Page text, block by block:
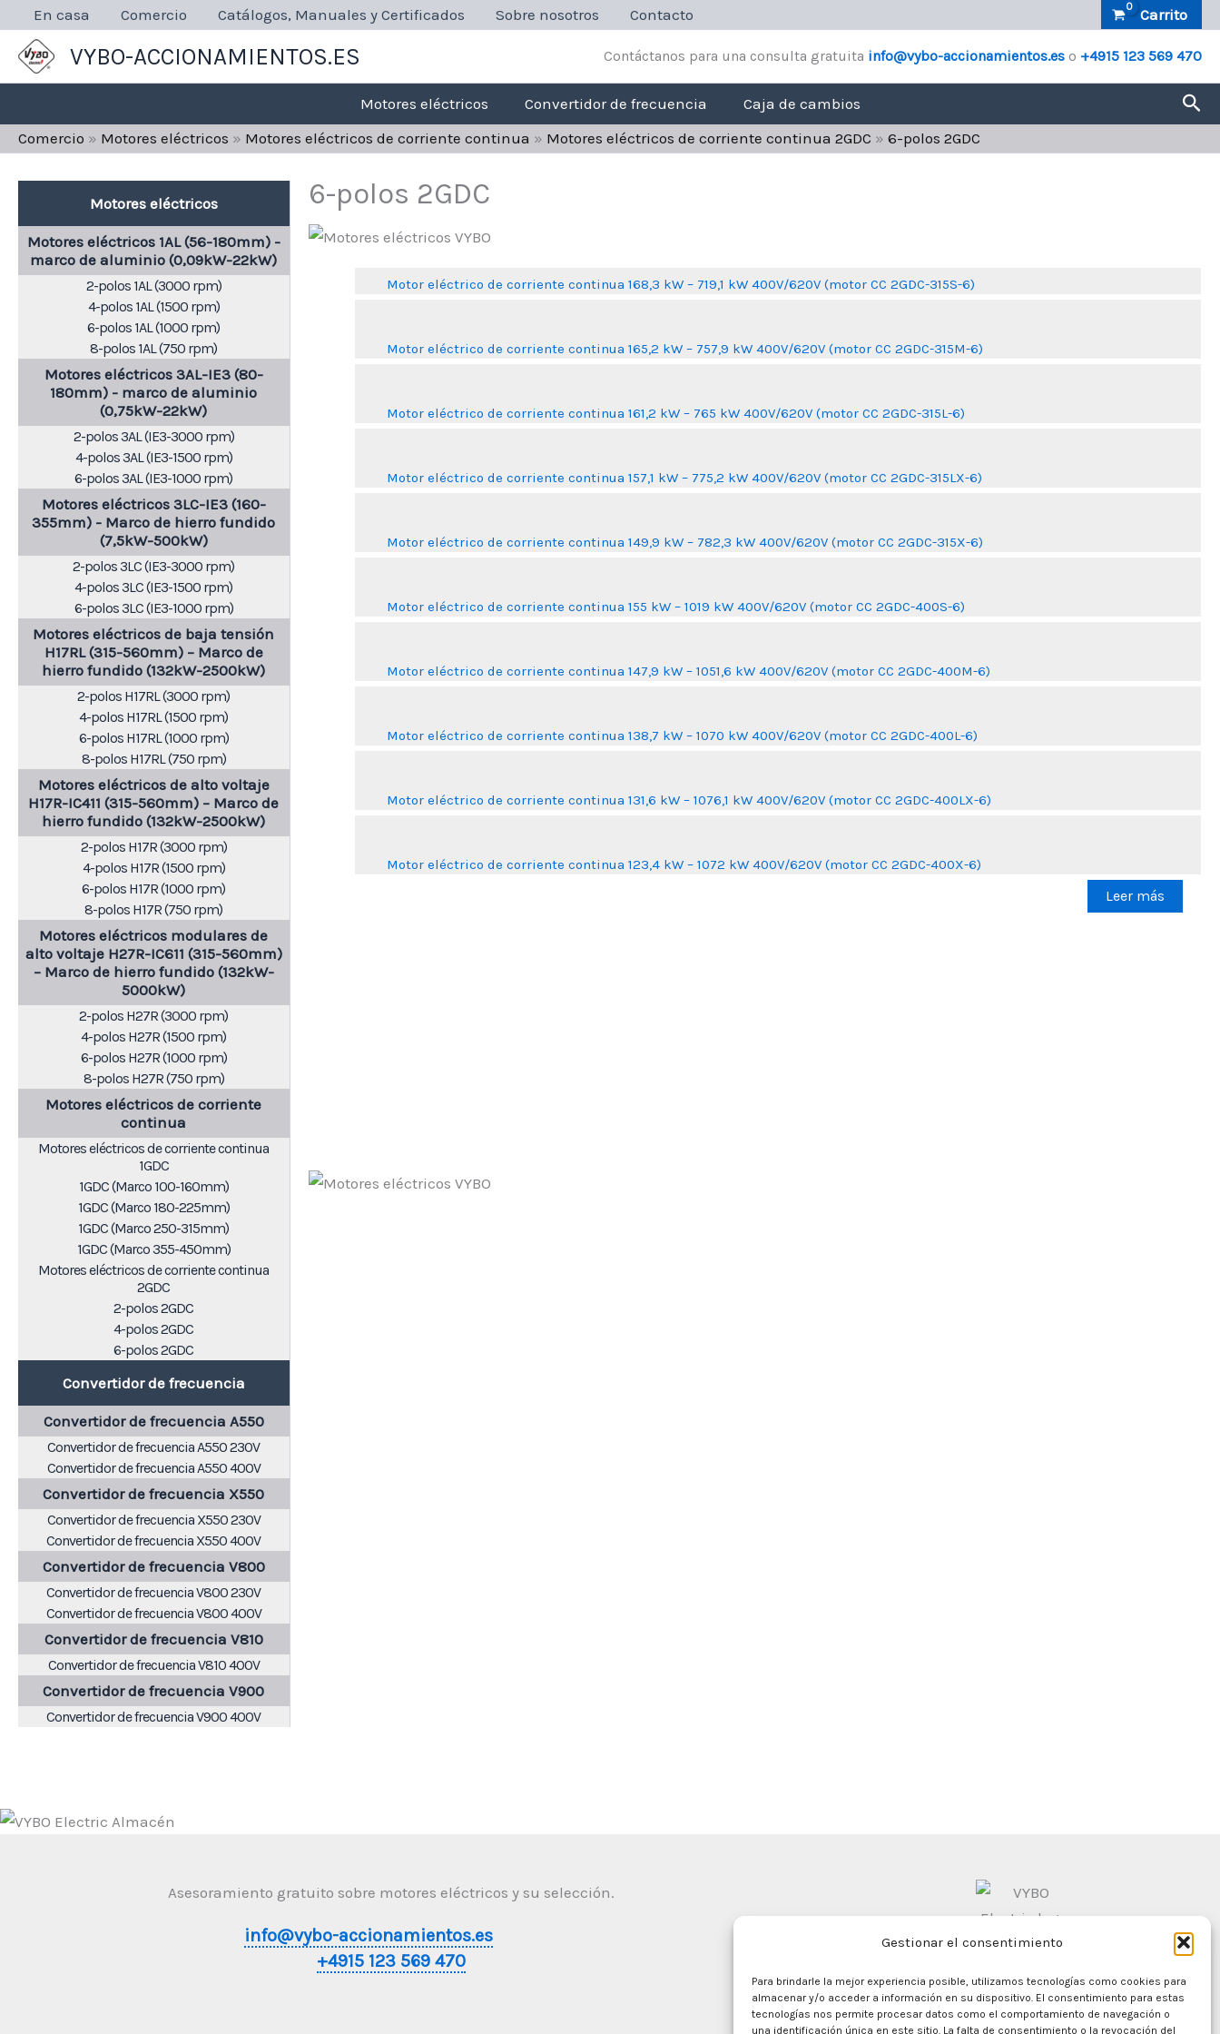
Gestionar el consentimiento
Para brindarle la mejor experiencia posible, utilizamos tecnologías como cookies para
almacenar y/o acceder a información en su dispositivo. El consentimiento para estas
tecnologías nos permite procesar datos como el comportamiento de navegación o
una identificación única en este sitio. La falta de consentimiento o la revocación del
contenido
En casa Comercio Catálogos, Manuales y Certificados Sobre nosotros Contacto Carrito
VYBO-ACCIONAMIENTOS.ES Contáctanos para una consulta gratuita info@vybo-accionamientos.es o +4915 123 569 470
Motores eléctricos Convertidor de frecuencia Caja de cambios
Comercio » Motores eléctricos » Motores eléctricos de corriente continua » Motores eléctricos de corriente continua 2GDC » 6-polos 2GDC
Motores eléctricos
Motores eléctricos 1AL (56-180mm) -
marco de aluminio (0,09kW-22kW)
2-polos 1AL (3000 rpm)
4-polos 1AL (1500 rpm)
6-polos 1AL (1000 rpm)
8-polos 1AL (750 rpm)
Motores eléctricos 3AL-IE3 (80-
180mm) - marco de aluminio
(0,75kW-22kW)
2-polos 3AL (IE3-3000 rpm)
4-polos 3AL (IE3-1500 rpm)
6-polos 3AL (IE3-1000 rpm)
Motores eléctricos 3LC-IE3 (160-
355mm) - Marco de hierro fundido
(7,5kW-500kW)
2-polos 3LC (IE3-3000 rpm)
4-polos 3LC (IE3-1500 rpm)
6-polos 3LC (IE3-1000 rpm)
Motores eléctricos de baja tensión
H17RL (315-560mm) – Marco de
hierro fundido (132kW-2500kW)
2-polos H17RL (3000 rpm)
4-polos H17RL (1500 rpm)
6-polos H17RL (1000 rpm)
8-polos H17RL (750 rpm)
Motores eléctricos de alto voltaje
H17R-IC411 (315-560mm) – Marco de
hierro fundido (132kW-2500kW)
2-polos H17R (3000 rpm)
4-polos H17R (1500 rpm)
6-polos H17R (1000 rpm)
8-polos H17R (750 rpm)
Motores eléctricos modulares de
alto voltaje H27R-IC611 (315-560mm)
– Marco de hierro fundido (132kW-
5000kW)
2-polos H27R (3000 rpm)
4-polos H27R (1500 rpm)
6-polos H27R (1000 rpm)
8-polos H27R (750 rpm)
Motores eléctricos de corriente
continua
Motores eléctricos de corriente continua
1GDC
1GDC (Marco 100-160mm)
1GDC (Marco 180-225mm)
1GDC (Marco 250-315mm)
1GDC (Marco 355-450mm)
Motores eléctricos de corriente continua
2GDC
2-polos 2GDC
4-polos 2GDC
6-polos 2GDC
Convertidor de frecuencia
Convertidor de frecuencia A550
Convertidor de frecuencia A550 230V
Convertidor de frecuencia A550 400V
Convertidor de frecuencia X550
Convertidor de frecuencia X550 230V
Convertidor de frecuencia X550 400V
Convertidor de frecuencia V800
Convertidor de frecuencia V800 230V
Convertidor de frecuencia V800 400V
Convertidor de frecuencia V810
Convertidor de frecuencia V810 400V
Convertidor de frecuencia V900
Convertidor de frecuencia V900 400V
6-polos 2GDC
Motor eléctrico de corriente continua 168,3 kW – 719,1 kW 400V/620V (motor CC 2GDC-315S-6)
Motor eléctrico de corriente continua 165,2 kW – 757,9 kW 400V/620V (motor CC 2GDC-315M-6)
Motor eléctrico de corriente continua 161,2 kW – 765 kW 400V/620V (motor CC 2GDC-315L-6)
Motor eléctrico de corriente continua 157,1 kW – 775,2 kW 400V/620V (motor CC 2GDC-315LX-6)
Motor eléctrico de corriente continua 149,9 kW – 782,3 kW 400V/620V (motor CC 2GDC-315X-6)
Motor eléctrico de corriente continua 155 kW – 1019 kW 400V/620V (motor CC 2GDC-400S-6)
Motor eléctrico de corriente continua 147,9 kW – 1051,6 kW 400V/620V (motor CC 2GDC-400M-6)
Motor eléctrico de corriente continua 138,7 kW – 1070 kW 400V/620V (motor CC 2GDC-400L-6)
Motor eléctrico de corriente continua 131,6 kW – 1076,1 kW 400V/620V (motor CC 2GDC-400LX-6)
Motor eléctrico de corriente continua 123,4 kW – 1072 kW 400V/620V (motor CC 2GDC-400X-6)
Leer más
Asesoramiento gratuito sobre motores eléctricos y su selección.
info@vybo-accionamientos.es
+4915 123 569 470